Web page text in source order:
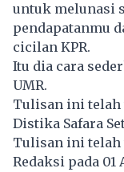
untuk melunasi
pendapatanmu
cicilan KPR.
Itu dia cara
UMR.
Tulisan ini telah
Distika Safara
Tulisan ini
Redaksi pada 01